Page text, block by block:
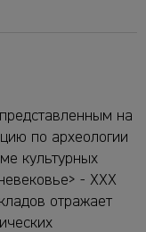
на
по археологии
культурных
- XXX
отражает